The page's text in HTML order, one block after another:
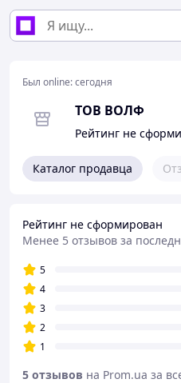
Был online:сегодня
ТОВ ВОЛФ
Рейтинг не
Каталог продавца
Рейтинг не сформирован
Менее 5 отзывов за
5
4
3
2
1
5 отзывов на Prom.ua за